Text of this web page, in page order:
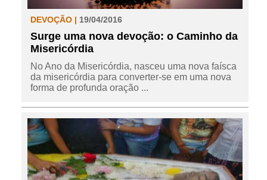
DEVOÇÃO | 19/04/2016
Surge uma nova devoção: o Caminho da
Misericórdia
No Ano da Misericórdia, nasceu uma nova faísca
da misericórdia para converter-se em uma nova
forma de profunda oração ...